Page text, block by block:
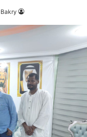
Bakry